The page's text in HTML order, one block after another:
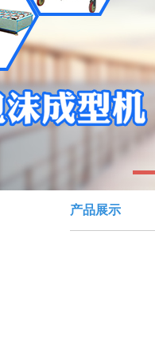
产品展示